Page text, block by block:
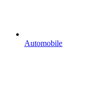
Automobile